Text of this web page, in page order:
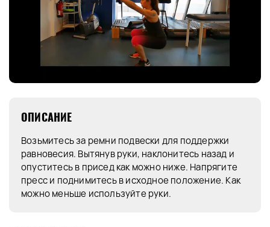
ОПИСАНИЕ
Возьмитесь за ремни подвески для поддержки
равновесия. Вытянув руки, наклонитесь назад и
опуститесь в присед как можно ниже. Напрягите
пресс и поднимитесь в исходное положение. Как
можно меньше используйте руки.